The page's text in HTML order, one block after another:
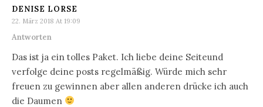
DENISE LORSE
22. März 2018 At 19:09
Antworten
Das ist ja ein tolles Paket. Ich liebe deine Seiteund
verfolge deine posts regelmäßig. Würde mich sehr
freuen zu gewinnen aber allen anderen drücke ich auch
die Daumen